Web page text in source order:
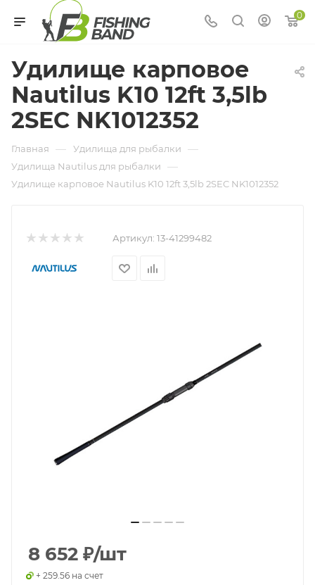
0
Удилище карповое
Nautilus K10 12ft 3,5lb
2SEC NK1012352
Главная — Удилища для рыбалки —
Удилища Nautilus для рыбалки —
Удилище карповое Nautilus K10 12ft 3,5lb 2SEC NK1012352
Артикул: 13-41299482
8 652 ₽/шт
+ 259.56 на счет